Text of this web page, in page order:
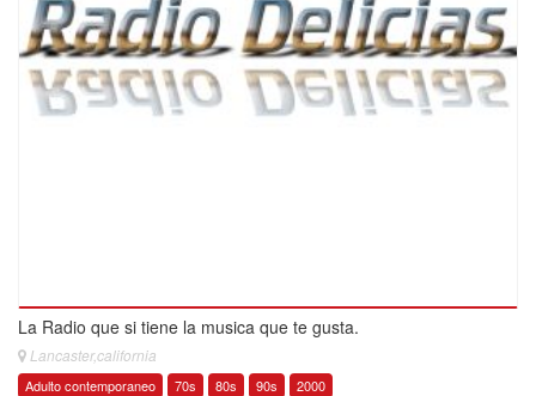
La Radio que si tiene la musica que te gusta.
Lancaster,california
Adulto contemporaneo 70s 80s 90s 2000